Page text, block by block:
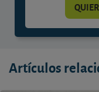
Artículos